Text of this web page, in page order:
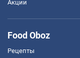
Акции
Food Oboz
Рецепты